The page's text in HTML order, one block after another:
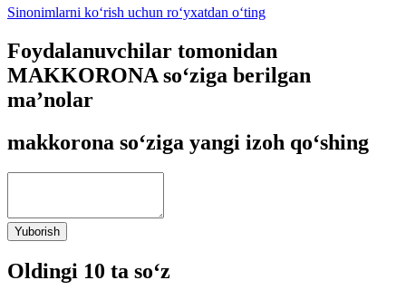
Sinonimlarni ko‘rish uchun ro‘yxatdan o‘ting
Foydalanuvchilar tomonidan
MAKKORONA so‘ziga berilgan
ma’nolar
makkorona so‘ziga yangi izoh qo‘shing
Yuborish
Oldingi 10 ta so‘z